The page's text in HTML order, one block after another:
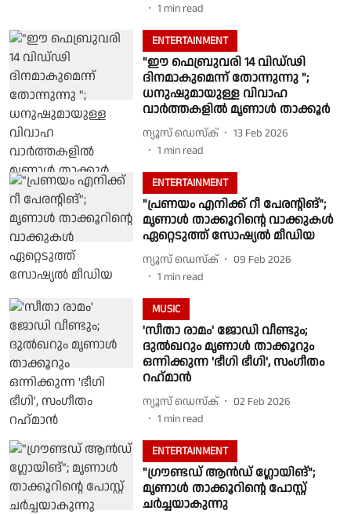
1 min read
ENTERTAINMENT
"ഈ ഫെബ്രുവരി 14 വിഡ്ഢി
ദിനമാകുമെന്ന് തോന്നുന്നു ";
ധനുഷുമായുള്ള വിവാഹ
വാർത്തകളിൽ മൃണാൾ താക്കൂർ
ന്യൂസ് ഡെസ്ക്
13 Feb 2026
1 min read
ENTERTAINMENT
"പ്രണയം എനിക്ക് റീ പേരന്റിങ്";
മൃണാൾ താക്കൂറിന്റെ വാക്കുകൾ
ഏറ്റെടുത്ത് സോഷ്യൽ മീഡിയ
ന്യൂസ് ഡെസ്ക്
09 Feb 2026
1 min read
MUSIC
'സീതാ രാമം' ജോഡി വീണ്ടും;
ദുൽഖറും മൃണാൾ താക്കൂറും
ഒന്നിക്കുന്ന 'ഭീഗി ഭീഗി', സംഗീതം
റഹ്‌മാൻ
ന്യൂസ് ഡെസ്ക്
02 Feb 2026
1 min read
ENTERTAINMENT
"ഗ്രൗണ്ടഡ് ആൻഡ് ഗ്ലോയിങ്";
മൃണാൾ താക്കൂറിന്റെ പോസ്റ്റ്
ചർച്ചയാകുന്നു